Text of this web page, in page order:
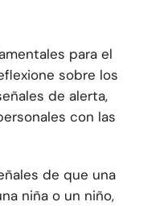
para el
sobre los
de alerta,
con las
de que una
niña o un niño,